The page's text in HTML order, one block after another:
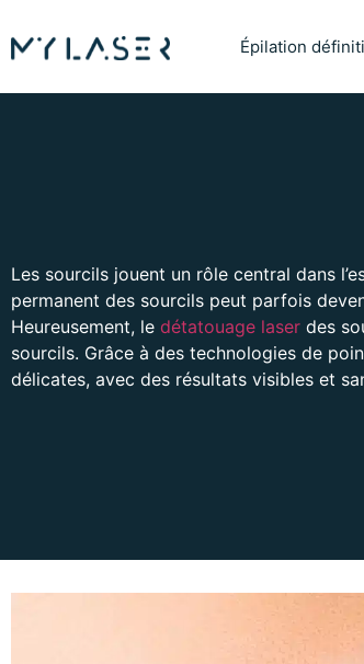
Épilation
Les sourcils jouent un rôle central dans
permanent des sourcils peut parfois
Heureusement, le détatouage laser des
sourcils. Grâce à des technologies de
délicates, avec des résultats visibles et